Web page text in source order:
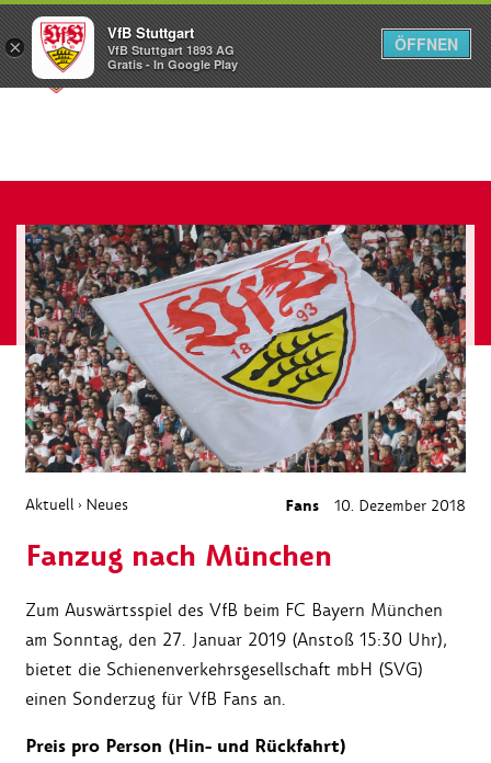
Menü
Aktuell › Neues Fans 10. Dezember 2018
Fanzug nach München
Zum Auswärtsspiel des VfB beim FC Bayern München
am Sonntag, den 27. Januar 2019 (Anstoß 15:30 Uhr),
bietet die Schienenverkehrsgesellschaft mbH (SVG)
einen Sonderzug für VfB Fans an.
Preis pro Person (Hin- und Rückfahrt)
×
VfB Stuttgart
VfB Stuttgart 1893 AG
Gratis - In Google Play
ÖFFNEN